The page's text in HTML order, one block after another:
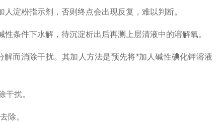
淀粉指示剂，否则终点会出现反复，难以判断。
件下水解，待沉淀析出后再测上层清液中的溶解氧。
而消除干扰。其加人方法是预先将*加人碱性碘化钾溶液
扰。
除。